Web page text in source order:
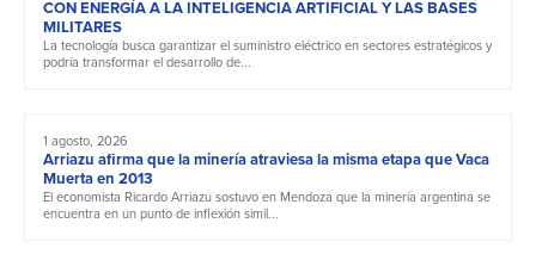
CON ENERGÍA A LA INTELIGENCIA ARTIFICIAL Y LAS BASES
MILITARES
La tecnología busca garantizar el suministro eléctrico en sectores estratégicos y
podría transformar el desarrollo de...
1 agosto, 2026
Arriazu afirma que la minería atraviesa la misma etapa que Vaca
Muerta en 2013
El economista Ricardo Arriazu sostuvo en Mendoza que la minería argentina se
encuentra en un punto de inflexión simil...